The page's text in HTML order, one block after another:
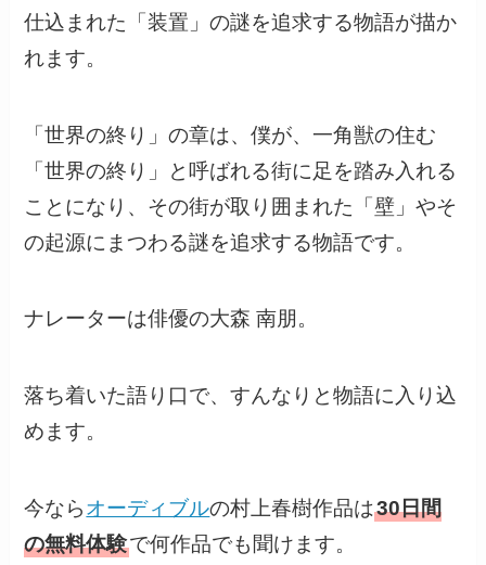
仕込まれた「装置」の謎を追求する物語が描か
れます。
「世界の終り」の章は、僕が、一角獣の住む
「世界の終り」と呼ばれる街に足を踏み入れる
ことになり、その街が取り囲まれた「壁」やそ
の起源にまつわる謎を追求する物語です。
ナレーターは俳優の大森 南朋。
落ち着いた語り口で、すんなりと物語に入り込
めます。
今ならオーディブルの村上春樹作品は30日間
の無料体験で何作品でも聞けます。